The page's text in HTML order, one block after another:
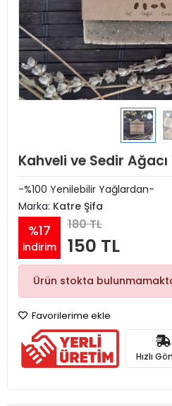
Kahveli ve Sedir Ağacı
-%100 Yenilebilir Yağlardan-
Marka: Katre Şifa
%17
indirim
180 TL
150 TL
Ürün stokta
Favorilerime ekle
Hızlı